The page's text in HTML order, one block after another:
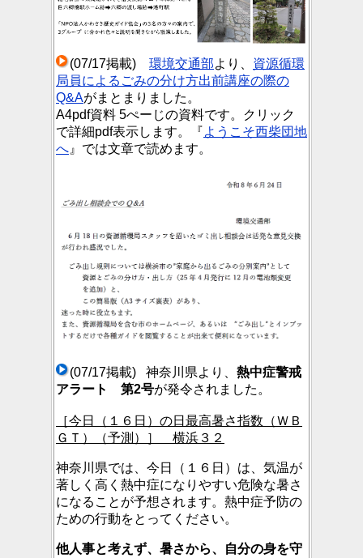
(07/17掲載) 環境交通部より、 資源循環
局員によるごみの分け方出前講座の際の
Q&Aがまとまりました。
A4pdf資料 5ぺーじの資料です。クリック
で詳細pdf表示します。『ようこそ西柴団地
へ 』では文章で読めます。
(07/17掲載) 神奈川県より、 熱中症警戒
アラート 第2号が発令されました。
［今日（１６日）の日最高暑さ指数（ＷＢ
ＧＴ）（予測）］ 横浜３２
神奈川県では、今日（１６日）は、気温が
著しく高く熱中症になりやすい危険な暑さ
になることが予想されます。熱中症予防の
ための行動をとってください。
他人事と考えず、暑さから、自分の身を守